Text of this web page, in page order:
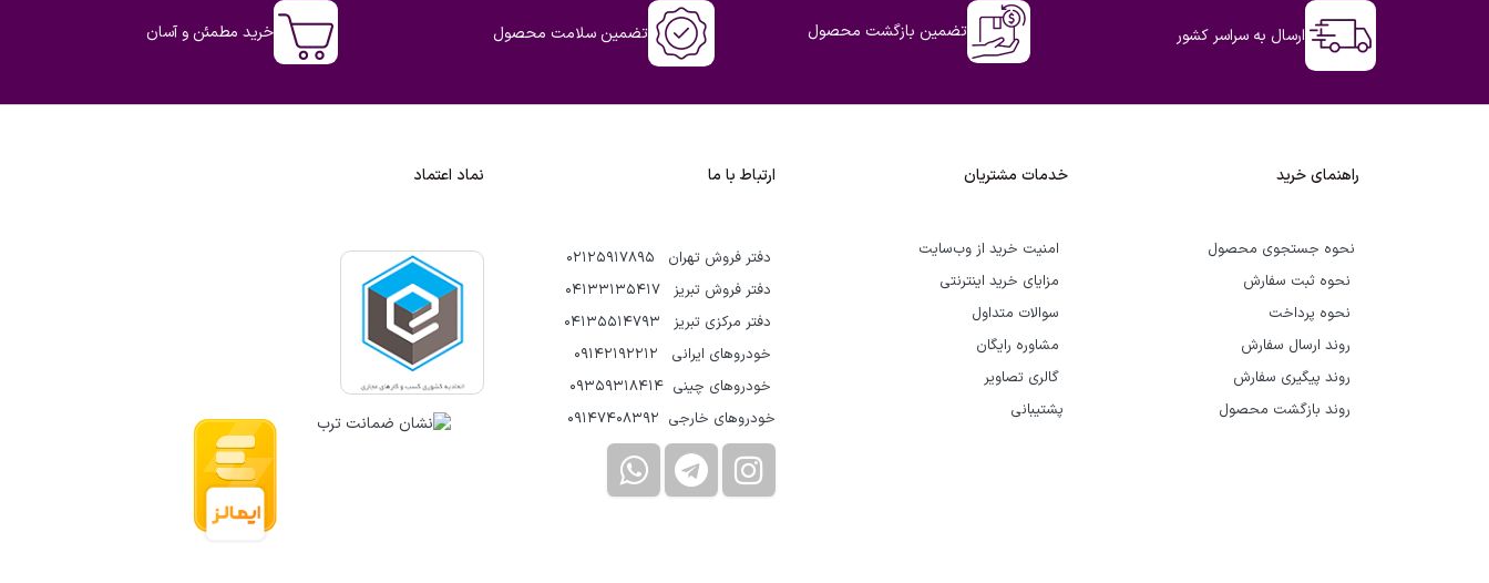
ارسال به سراسر کشور تضمین بازگشت محصول تضمین سلامت محصول خرید مطمئن و آسان
راهنمای خرید
نحوه جستجوی محصول
نحوه ثبت سفارش
نحوه پرداخت
روند ارسال سفارش
روند پیگیری سفارش
روند بازگشت محصول
خدمات مشتریان
امنیت خرید از وب‌سایت
مزایای خرید اینترنتی
سوالات متداول
مشاوره رایگان
گالری تصاویر
پشتیبانی
ارتباط با ما
دفتر فروش تهران 02125917895
دفتر فروش تبریز 04133135417
دفتر مرکزی تبریز 04135514793
خودروهای ایرانی 09142192212
خودروهای چینی 09359318414
خودروهای خارجی 09147408392
نماد اعتماد